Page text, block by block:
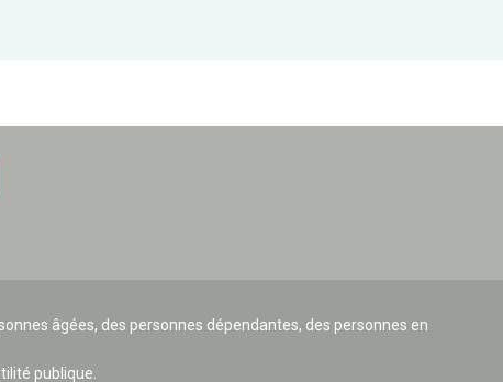
âgées, des personnes dépendantes, des personnes en
publique.